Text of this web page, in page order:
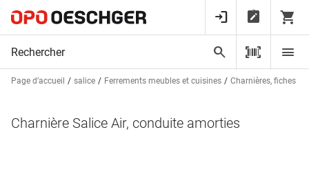
Page d’accueil salice Ferrements meubles et cuisines Charnières, fiches et
Charnière Salice Air, conduite amorties